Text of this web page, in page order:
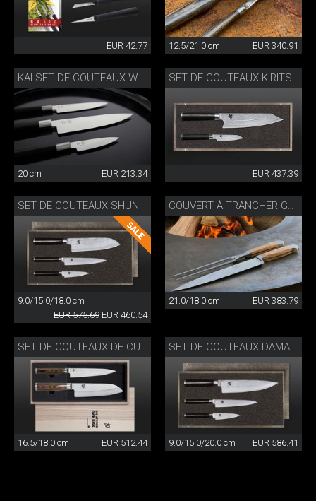
EUR 42.77 12.5/21.0 cm EUR 340.91
KAI SET DE COUTEAUX WASABI
20 cm EUR 213.34
SET DE COUTEAUX KIRITSUKE
EUR 437.39
SET DE COUTEAUX SHUN
9.0/15.0/18.0 cm
EUR 575.69 EUR 460.54
21.0/18.0 cm EUR 383.79
SET DE COUTEAUX DE CUISINE TIM MÄLZER
16.5/18.0 cm EUR 512.44
SET DE COUTEAUX DAMASSÉS
9.0/15.0/20.0 cm EUR 586.41